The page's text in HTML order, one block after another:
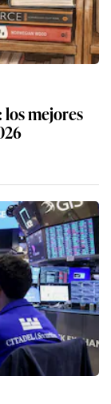
los mejores